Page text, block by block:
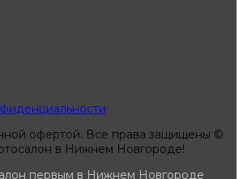
офертой. Все права защищены ©
в Нижнем Новгороде!
первым в Нижнем Новгороде